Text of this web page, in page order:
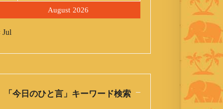
August 2026
Jul
「今日のひと言」キーワード検索